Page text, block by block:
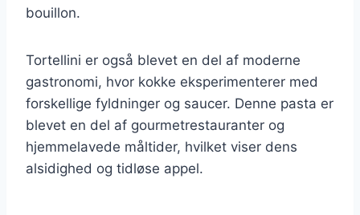
bouillon.
Tortellini er også blevet en del af moderne
gastronomi, hvor kokke eksperimenterer med
forskellige fyldninger og saucer. Denne pasta er
blevet en del af gourmetrestauranter og
hjemmelavede måltider, hvilket viser dens
alsidighed og tidløse appel.